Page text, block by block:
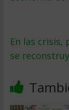
En las crisis,
se